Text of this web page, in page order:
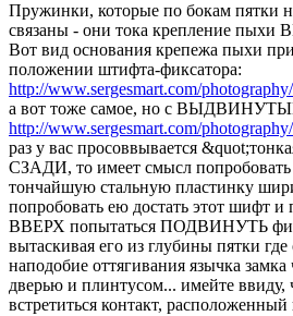
Пружинки, которые по бокам пятки
связаны - они тока крепление
Вот вид основания крепежа пыхи
положении штифта-фиксатора:
http://www.sergesmart.com/
а вот тоже самое, но с
http://www.sergesmart.com/
раз у вас просоввывается
СЗАДИ, то имеет смысл попробовать
тончайшую стальную пластинку
попробовать ею достать этот шифт
ВВЕРХ попытаться ПОДВИНУТЬ
вытаскивая его из глубины пятки где
наподобие оттягивания язычка
дверью и плинтусом... имейте ввиду,
встретиться контакт,